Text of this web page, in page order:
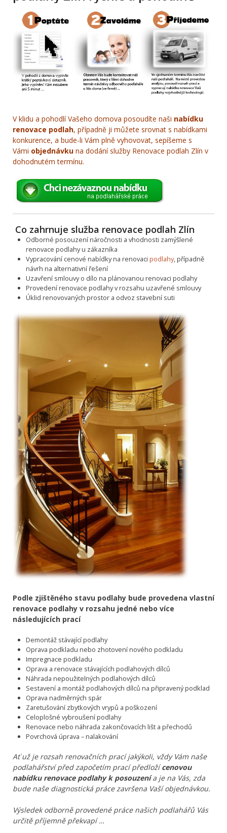
V klidu a pohodlí Vašeho domova posoudíte naši nabídku
renovace podlah, případně ji můžete srovnat s nabídkami
konkurence, a bude-li Vám plně vyhovovat, sepíšeme s
Vámi objednávku na dodání služby Renovace podlah Zlín v
dohodnutém termínu.
Co zahrnuje služba renovace podlah Zlín
Odborné posouzení náročnosti a vhodnosti zamýšlené
renovace podlahy u zákazníka
Vypracování cenové nabídky na renovaci podlahy, případně
návrh na alternativní řešení
Uzavření smlouvy o dílo na plánovanou renovaci podlahy
Provedení renovace podlahy v rozsahu uzavřené smlouvy
Úklid renovovaných prostor a odvoz stavební suti
Podle zjištěného stavu podlahy bude provedena vlastní
renovace podlahy v rozsahu jedné nebo více
následujících prací
Demontáž stávající podlahy
Oprava podkladu nebo zhotovení nového podkladu
Impregnace podkladu
Oprava a renovace stávajících podlahových dílců
Náhrada nepoužitelných podlahových dílců
Sestavení a montáž podlahových dílců na připravený podklad
Oprava nadměrných spár
Zaretušování zbytkových vrypů a poškození
Celoplošné vybroušení podlahy
Renovace nebo náhrada zakončovacích lišt a přechodů
Povrchová úprava – nalakování
Ať už je rozsah renovačních prací jakýkoli, vždy Vám naše
podlahářství před započetím prací předložícenovou
nabídku renovace podlahy k posouzenía je na Vás, zda
bude naše diagnostická práce završena Vaší objednávkou.
Výsledek odborně provedené práce našich podlahářů Vás
určitě příjemně překvapí …